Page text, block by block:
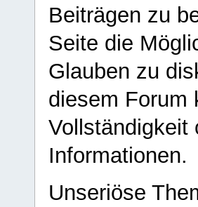
Beiträgen zu
Seite die
Glauben zu
diesem Forum
Vollständigkeit
Informationen.
Unseriöse